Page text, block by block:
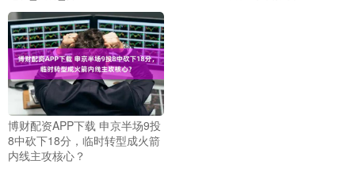
博财配资APP下载 申京半场9投
8中砍下18分，临时转型成火箭
内线主攻核心？